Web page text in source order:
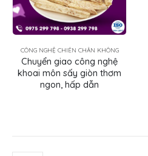
CÔNG NGHỆ CHIÊN CHÂN KHÔNG
Chuyển giao công nghệ
khoai môn sấy giòn thơm
ngon, hấp dẫn